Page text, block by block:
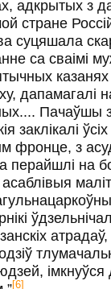
адкрытых з
стране
суцяшала
са сваімі
казанях
Пачаўшы
заклікалі
фронце, з
перайшлі на
імкнуўся
[6]